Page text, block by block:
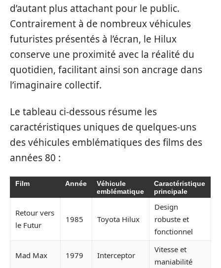
d’autant plus attachant pour le public.
Contrairement à de nombreux véhicules
futuristes présentés à l’écran, le Hilux
conserve une proximité avec la réalité du
quotidien, facilitant ainsi son ancrage dans
l’imaginaire collectif.
Le tableau ci-dessous résume les
caractéristiques uniques de quelques-uns
des véhicules emblématiques des films des
années 80 :
Film Année
Véhicule
emblématique
Caractéristique
principale
Retour vers
le Futur
1985 Toyota Hilux
Design
robuste et
fonctionnel
Mad Max 1979 Interceptor
Vitesse et
maniabilité